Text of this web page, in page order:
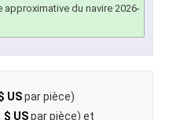
approximative du navire 2026-
USpar pièce)
$ USpar pièce) et